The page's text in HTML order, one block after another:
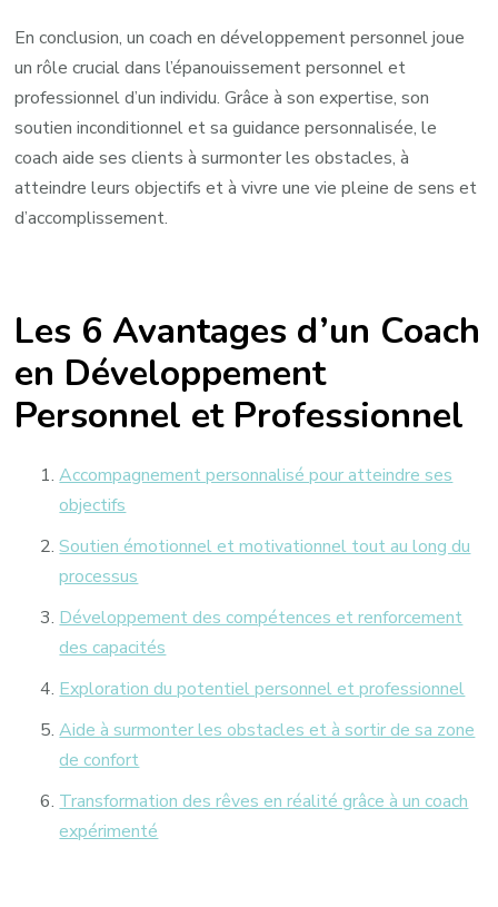
En conclusion, un coach en développement personnel joue
un rôle crucial dans l’épanouissement personnel et
professionnel d’un individu. Grâce à son expertise, son
soutien inconditionnel et sa guidance personnalisée, le
coach aide ses clients à surmonter les obstacles, à
atteindre leurs objectifs et à vivre une vie pleine de sens et
d’accomplissement.
Les 6 Avantages d’un Coach
en Développement
Personnel et Professionnel
Accompagnement personnalisé pour atteindre ses
objectifs
Soutien émotionnel et motivationnel tout au long du
processus
Développement des compétences et renforcement
des capacités
Exploration du potentiel personnel et professionnel
Aide à surmonter les obstacles et à sortir de sa zone
de confort
Transformation des rêves en réalité grâce à un coach
expérimenté